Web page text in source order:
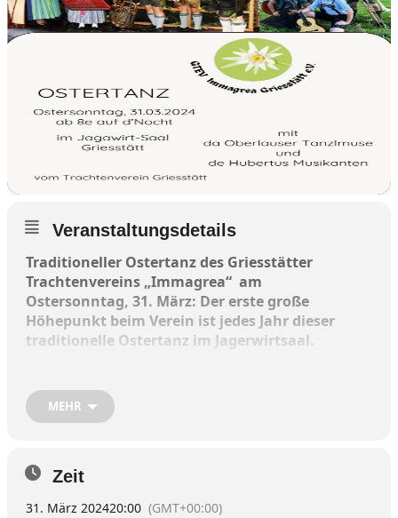
Veranstaltungsdetails
Traditioneller Ostertanz des Griesstätter
Trachtenvereins „Immagrea“ am
Ostersonntag, 31. März: Der erste große
Höhepunkt beim Verein ist jedes Jahr dieser
traditionelle Ostertanz im Jagerwirtsaal.
und de Hubertus-Musikanten schneidig auf
und freuen sich mit dem Veranstalter auf
wieder zahlreichen Besuch.
Für eine gute Bewirtung ist auch wieder gesorgt.
MEHR
Zeit
31. März 202420:00 (GMT+00:00)